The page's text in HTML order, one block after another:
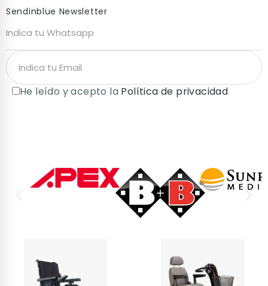
Sendinblue Newsletter
He leído y acepto la Política de privacidad